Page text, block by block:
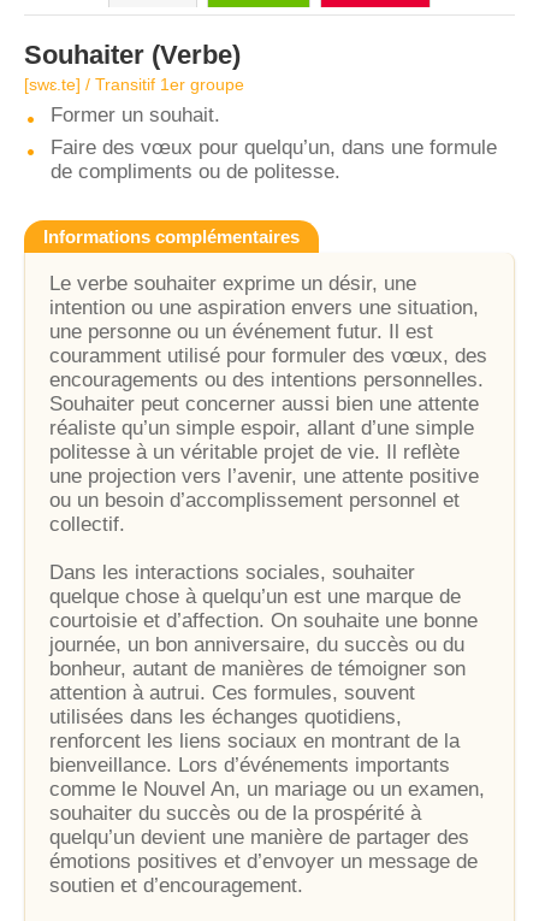
Souhaiter (Verbe)
[swɛ.te] / Transitif 1er groupe
Former un souhait.
Faire des vœux pour quelqu’un, dans une formule
de compliments ou de politesse.
Informations complémentaires
Le verbe souhaiter exprime un désir, une
intention ou une aspiration envers une situation,
une personne ou un événement futur. Il est
couramment utilisé pour formuler des vœux, des
encouragements ou des intentions personnelles.
Souhaiter peut concerner aussi bien une attente
réaliste qu’un simple espoir, allant d’une simple
politesse à un véritable projet de vie. Il reflète
une projection vers l’avenir, une attente positive
ou un besoin d’accomplissement personnel et
collectif.
Dans les interactions sociales, souhaiter
quelque chose à quelqu’un est une marque de
courtoisie et d’affection. On souhaite une bonne
journée, un bon anniversaire, du succès ou du
bonheur, autant de manières de témoigner son
attention à autrui. Ces formules, souvent
utilisées dans les échanges quotidiens,
renforcent les liens sociaux en montrant de la
bienveillance. Lors d’événements importants
comme le Nouvel An, un mariage ou un examen,
souhaiter du succès ou de la prospérité à
quelqu’un devient une manière de partager des
émotions positives et d’envoyer un message de
soutien et d’encouragement.